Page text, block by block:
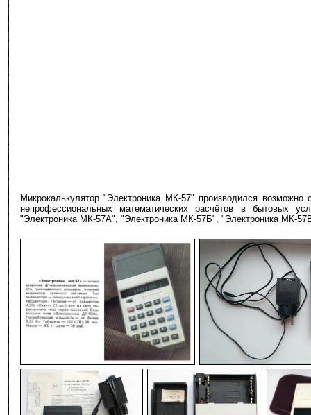
Микрокалькулятор "Электроника МК-57" производился
непрофессиональных математических расчётов в бытовых
"Электроника МК-57А", "Электроника МК-57Б", "Электроника МК-